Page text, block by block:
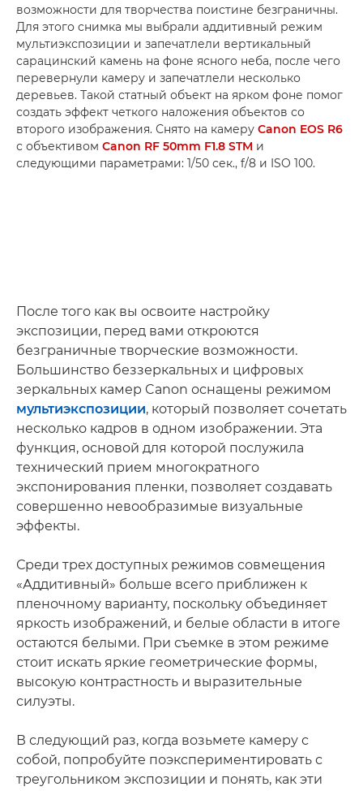
возможности для творчества поистине безграничны.
Для этого снимка мы выбрали аддитивный режим
мультиэкспозиции и запечатлели вертикальный
сарацинский камень на фоне ясного неба, после чего
перевернули камеру и запечатлели несколько
деревьев. Такой статный объект на ярком фоне помог
создать эффект четкого наложения объектов со
второго изображения. Снято на камеру Canon EOS R6
с объективом Canon RF 50mm F1.8 STM и
следующими параметрами: 1/50 сек., f/8 и ISO 100.
После того как вы освоите настройку
экспозиции, перед вами откроются
безграничные творческие возможности.
Большинство беззеркальных и цифровых
зеркальных камер Canon оснащены режимом
мультиэкспозиции, который позволяет сочетать
несколько кадров в одном изображении. Эта
функция, основой для которой послужила
технический прием многократного
экспонирования пленки, позволяет создавать
совершенно невообразимые визуальные
эффекты.
Среди трех доступных режимов совмещения
«Аддитивный» больше всего приближен к
пленочному варианту, поскольку объединяет
яркость изображений, и белые области в итоге
остаются белыми. При съемке в этом режиме
стоит искать яркие геометрические формы,
высокую контрастность и выразительные
силуэты.
В следующий раз, когда возьмете камеру с
собой, попробуйте поэкспериментировать с
треугольником экспозиции и понять, как эти